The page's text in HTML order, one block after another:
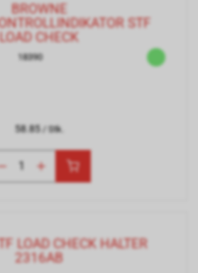
BROWNE
STF
LOAD CHECK
18390
58.85/ Stk.
LOAD CHECK HALTER
2316AB